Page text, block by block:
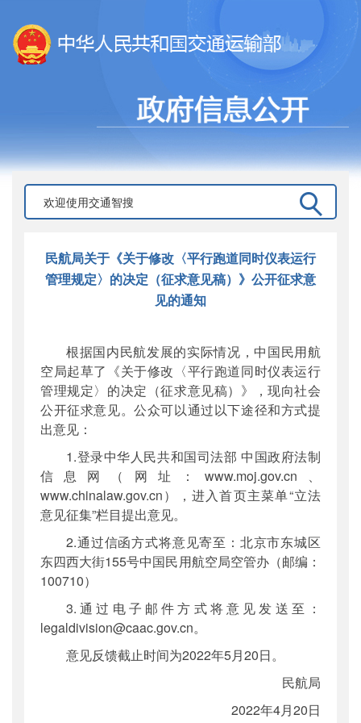
民航局关于《关于修改〈平行跑道同时仪表运行
管理规定〉的决定（征求意见稿）》公开征求意
见的通知
根据国内民航发展的实际情况，中国民用航
空局起草了《关于修改〈平行跑道同时仪表运行
管理规定〉的决定（征求意见稿）》，现向社会
公开征求意见。公众可以通过以下途径和方式提
出意见：
1.登录中华人民共和国司法部 中国政府法制
信息网（网址：www.moj.gov.cn、
www.chinalaw.gov.cn），进入首页主菜单“立法
意见征集”栏目提出意见。
2.通过信函方式将意见寄至：北京市东城区
东四西大街155号中国民用航空局空管办（邮编：
100710）
3.通过电子邮件方式将意见发送至：
legaldivision@caac.gov.cn。
意见反馈截止时间为2022年5月20日。
民航局
2022年4月20日